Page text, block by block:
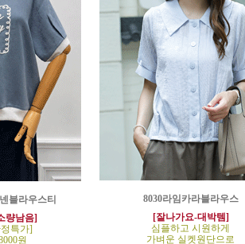
블라우스티
량남음]
특가]
원
8030라임카라블라우스
[잘나가요-대박템]
심플하고 시원하게
가벼운 실켓원단으로